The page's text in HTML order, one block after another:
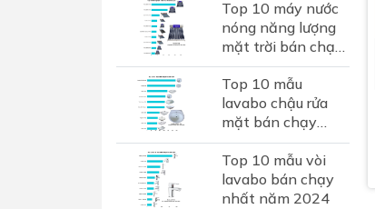
chi tiết thương
hiệu phụ kiện inox
hơn...
Top 10 máy nước
nóng năng lượng
mặt trời bán chạy
nhất 2024
Top 10 mẫu
lavabo chậu rửa
mặt bán chạy
nhất năm 2024
Top 10 mẫu vòi
lavabo bán chạy
nhất năm 2024